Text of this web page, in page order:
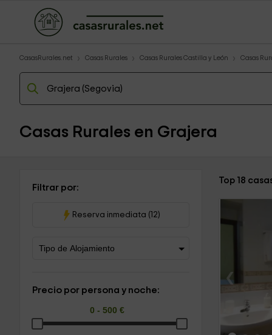
CasasRurales.net Casas Rurales Casas Rurales Castilla y León Casas
Casas Rurales en Grajera
Filtrar por:
Reserva inmediata (12)
Precio por persona y noche:
Top 18
‹